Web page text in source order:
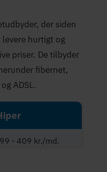
der siden
hurtigt og
priser. De tilbyder
fibernet,
ADSL.
99 - 409 kr./md.